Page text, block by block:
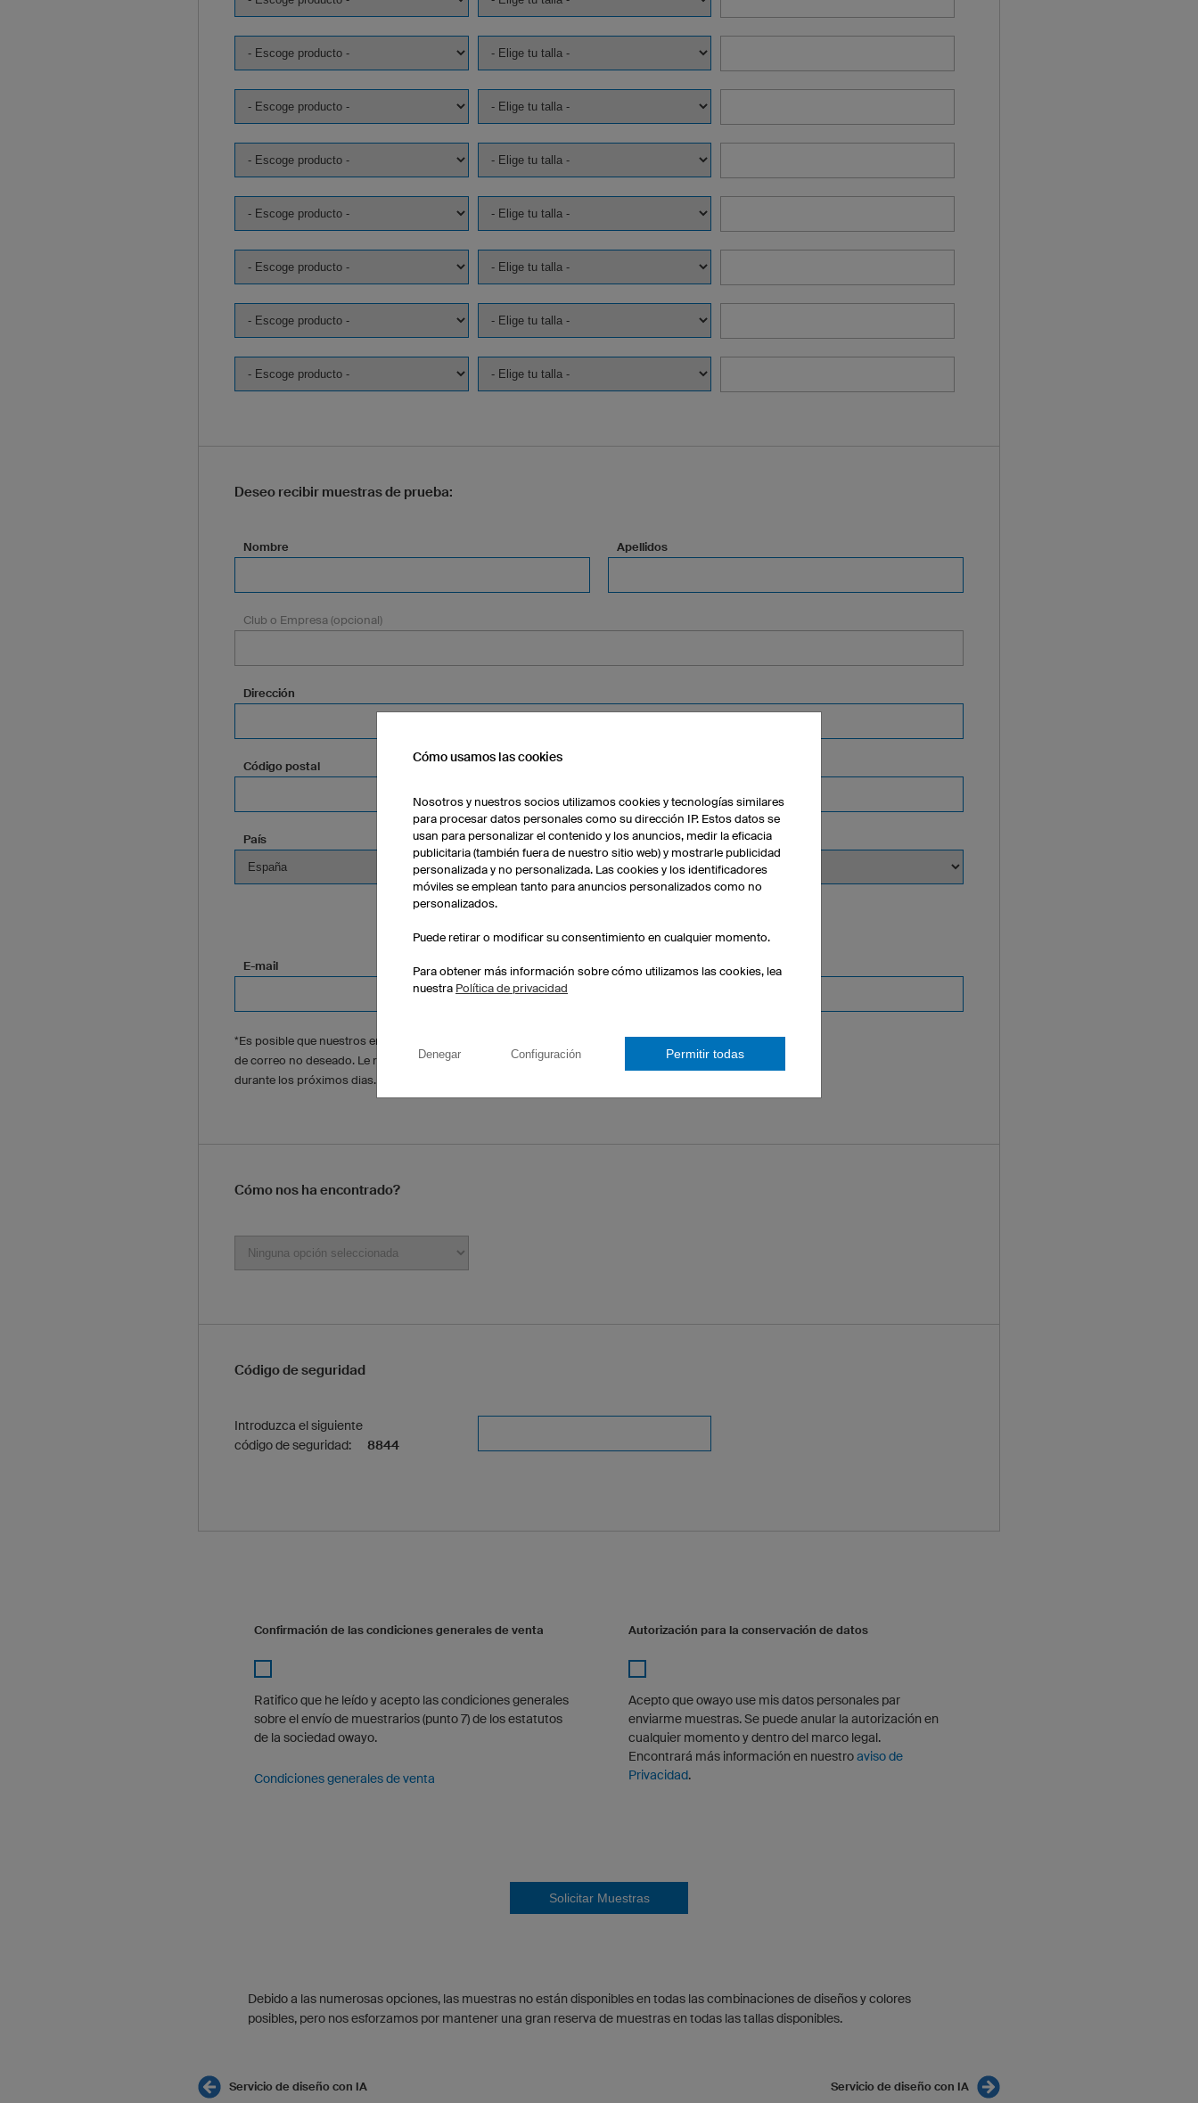
Deseo recibir muestras de prueba:
Nombre Apellidos
Club o Empresa (opcional)
Dirección
Código postal
País
E-mail
*Es posible que nuestros emails se cuelen en su carpeta de Spam o
de correo no deseado. Le rogamos compruebe esta carpeta
durante los próximos dias.
Número de teléfono
Cómo nos ha encontrado?
Código de seguridad
Introduzca el siguiente
código de seguridad:
8844
Confirmación de las condiciones generales de venta
Ratifico que he leído y acepto las condiciones generales
sobre el envío de muestrarios (punto 7) de los estatutos
de la sociedad owayo.
Condiciones generales de venta
Autorización para la conservación de datos
Acepto que owayo use mis datos personales par
enviarme muestras. Se puede anular la autorización en
cualquier momento y dentro del marco legal.
Encontrará más información en nuestroaviso de
Privacidad.
Solicitar Muestras
Debido a las numerosas opciones, las muestras no están disponibles en todas las combinaciones de diseños y colores
posibles, pero nos esforzamos por mantener una gran reserva de muestras en todas las tallas disponibles.
Servicio de diseño con IA Servicio de diseño con IA
Cómo usamos las cookies
Nosotros y nuestros socios utilizamos cookies y tecnologías similares
para procesar datos personales como su dirección IP. Estos datos se
usan para personalizar el contenido y los anuncios, medir la eficacia
publicitaria (también fuera de nuestro sitio web) y mostrarle publicidad
personalizada y no personalizada. Las cookies y los identificadores
móviles se emplean tanto para anuncios personalizados como no
personalizados.
Puede retirar o modificar su consentimiento en cualquier momento.
Para obtener más información sobre cómo utilizamos las cookies, lea
nuestra Política de privacidad
Denegar Configuración Permitir todas